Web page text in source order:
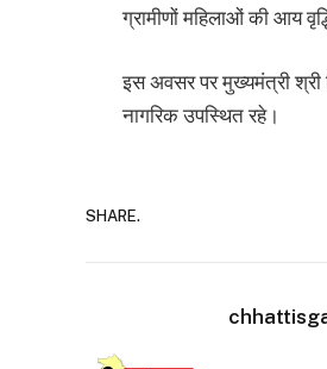
ग्रामीणों महिलाओं की आय
इस अवसर पर मुख्यमंत्री श्री
नागरिक उपस्थित रहे।
SHARE.